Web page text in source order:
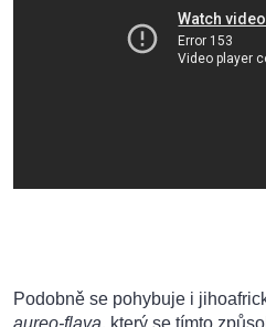
Podobně se pohybuje i